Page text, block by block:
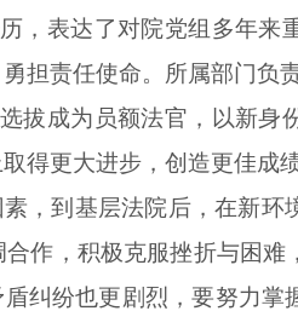
，表达了对院党组多年来
担责任使命。所属部门负
拔成为员额法官，以新身
得更大进步，创造更佳成
素，到基层法院后，在新
作，积极克服挫折与困
纠纷也更剧烈，要努力